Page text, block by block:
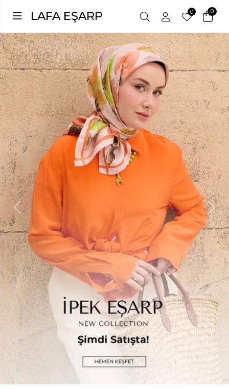
LAFA EŞARP 0
0
Previous Next